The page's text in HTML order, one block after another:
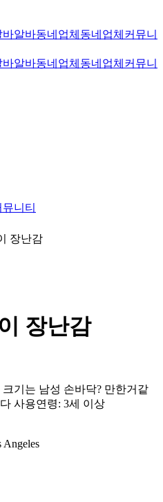
바알바동네업체 동네업체 커뮤니
바알바동네업체 동네업체 커뮤니
뮤니티
장난감
장난감
기는 남성 손바닥? 만한거같
사용연령: 3세 이상
Angeles